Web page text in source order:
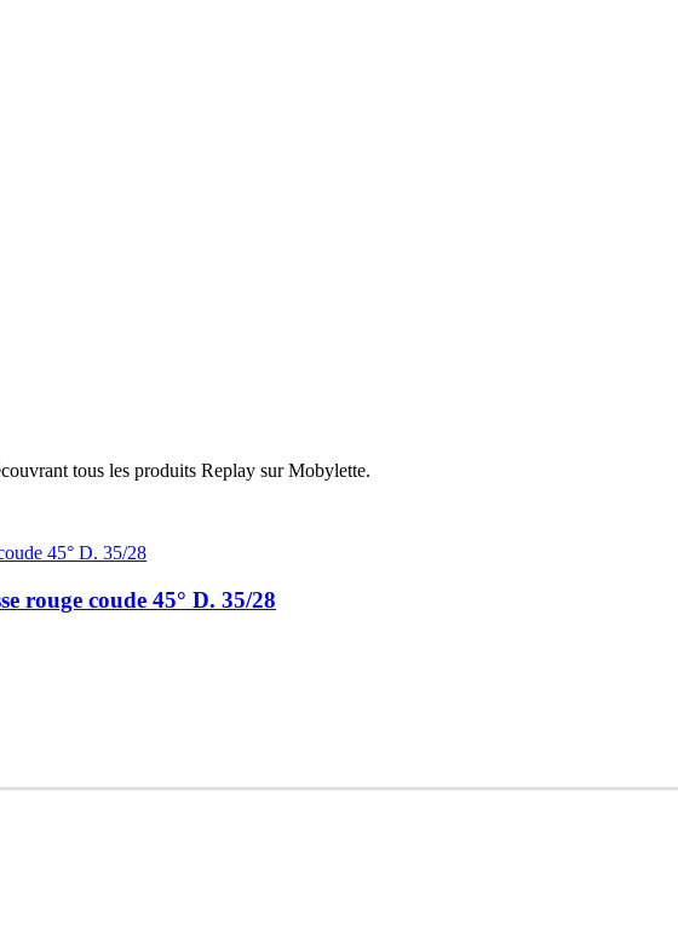
tous les produits Replay sur Mobylette.
rouge coude 45° D. 35/28